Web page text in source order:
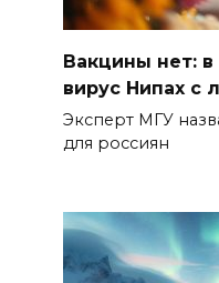
Вакцины нет:
вирус Нипах с
Эксперт МГУ
для россиян